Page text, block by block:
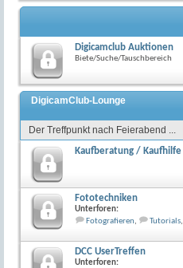
Digicamclub Auktionen
Biete/Suche/Tauschbereich
DigicamClub-Lounge
Der Treffpunkt nach Feierabend ...
Kaufberatung / Kaufhilfe
Fototechniken
Unterforen:
Fotografieren, Tutorials,
DCC UserTreffen
Unterforen: